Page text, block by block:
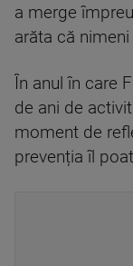
a merge
arăta că
În anul în care
de ani de
moment de
prevenția îl